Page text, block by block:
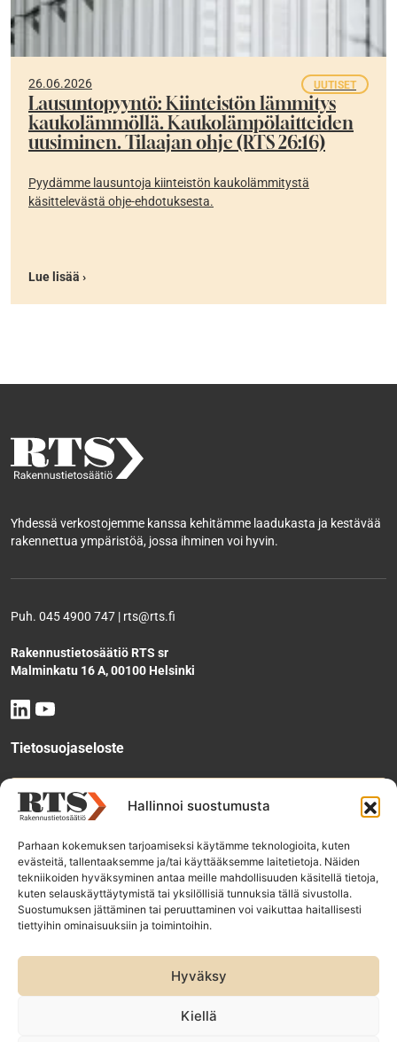
Hallinnoi suostumusta
Parhaan kokemuksen tarjoamiseksi käytämme teknologioita, kuten
evästeitä, tallentaaksemme ja/tai käyttääksemme laitetietoja. Näiden
tekniikoiden hyväksyminen antaa meille mahdollisuuden käsitellä tietoja,
kuten selauskäyttäytymistä tai yksilöllisiä tunnuksia tällä sivustolla.
Suostumuksen jättäminen tai peruuttaminen voi vaikuttaa haitallisesti
tiettyihin ominaisuuksiin ja toimintoihin.
Hyväksy
Kiellä
26.06.2026 UUTISET
Lausuntopyyntö: Kiinteistön lämmitys
kaukolämmöllä. Kaukolämpölaitteiden
uusiminen. Tilaajan ohje (RTS 26:16)
Pyydämme lausuntoja kiinteistön kaukolämmitystä
käsittelevästä ohje-ehdotuksesta.
Lue lisää ›
Yhdessä verkostojemme kanssa kehitämme laadukasta ja kestävää
rakennettua ympäristöä, jossa ihminen voi hyvin.
Puh. 045 4900 747 | rts@rts.fi
Rakennustietosäätiö RTS sr
Malminkatu 16 A, 00100 Helsinki
Tietosuojaseloste
Tee käyttölupahakemus
Tilaa uutiskirje